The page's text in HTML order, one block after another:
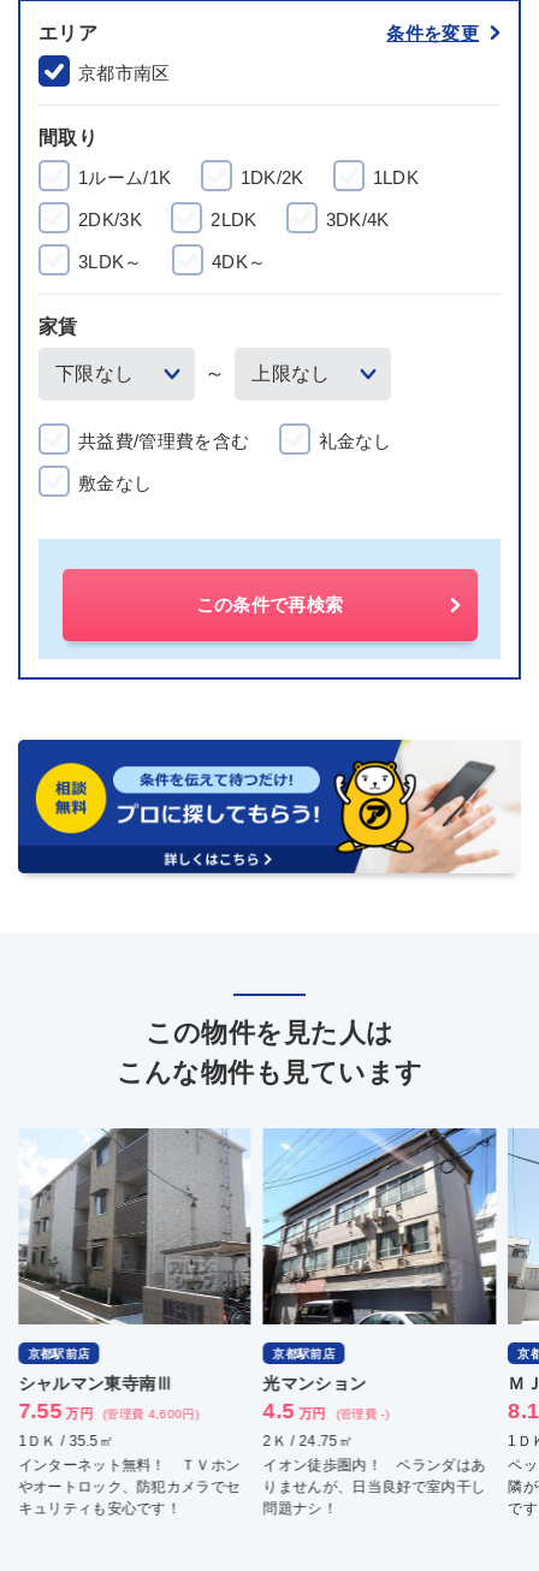
エリア
条件を変更
京都市南区
間取り
1ルーム/1K
1DK/2K 1LDK
2DK/3K 2LDK 3DK/4K
3LDK～ 4DK～
家賃
～
共益費/管理費を含む 礼金なし
敷金なし
この条件で再検索
この物件を見た人は
こんな物件も見ています
京都駅前店
シャルマン東寺南Ⅲ
7.55 万円 (管理費 4,600円)
1ＤＫ / 35.5㎡
インターネット無料！ ＴＶホン
やオートロック、防犯カメラでセ
キュリティも安心です！
京都駅前店
光マンション
4.5 万円 (管理費 -)
2Ｋ / 24.75㎡
イオン徒歩圏内！ ベランダはあ
りませんが、日当良好で室内干し
問題ナシ！
京
Ｍ
1Ｄ
ペ
隣
で